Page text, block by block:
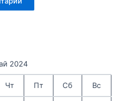
2024
Чт Пт Сб Вс